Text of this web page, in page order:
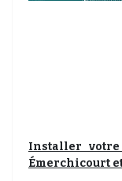
Installer
Émerchicourt